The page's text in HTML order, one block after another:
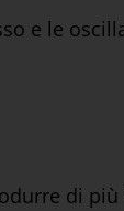
e le
di